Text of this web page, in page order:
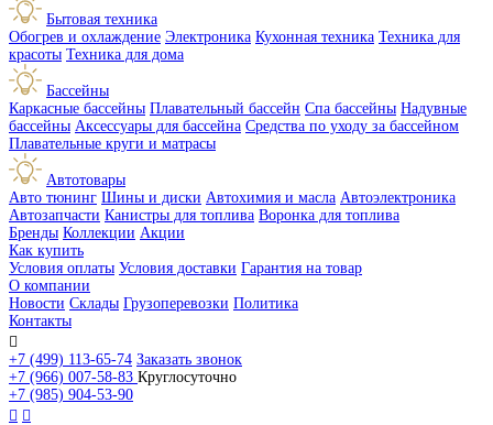
Бытовая техника
Обогрев и охлаждение Электроника Кухонная техника Техника для
красоты Техника для дома
Бассейны
Каркасные бассейны Плавательный бассейн Спа бассейны Надувные
бассейны Аксессуары для бассейна Средства по уходу за бассейном
Плавательные круги и матрасы
Автотовары
Авто тюнинг Шины и диски Автохимия и масла Автоэлектроника
Автозапчасти Канистры для топлива Воронка для топлива
Бренды Коллекции Акции
Как купить
Условия оплаты Условия доставки Гарантия на товар
О компании
Новости Склады Грузоперевозки Политика
Контакты

+7 (499) 113-65-74 Заказать звонок
+7 (966) 007-58-83 Круглосуточно
+7 (985) 904-53-90
 